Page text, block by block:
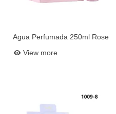
Add to basket
Agua Perfumada 250ml Rose
View more